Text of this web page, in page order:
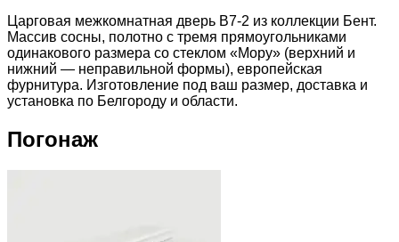
Царговая межкомнатная дверь B7-2 из коллекции Бент.
Массив сосны, полотно с тремя прямоугольниками
одинакового размера со стеклом «Мору» (верхний и
нижний — неправильной формы), европейская
фурнитура. Изготовление под ваш размер, доставка и
установка по Белгороду и области.
Погонаж